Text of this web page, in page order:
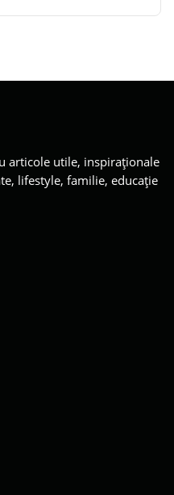
articole utile, inspiraționale
lifestyle, familie, educație